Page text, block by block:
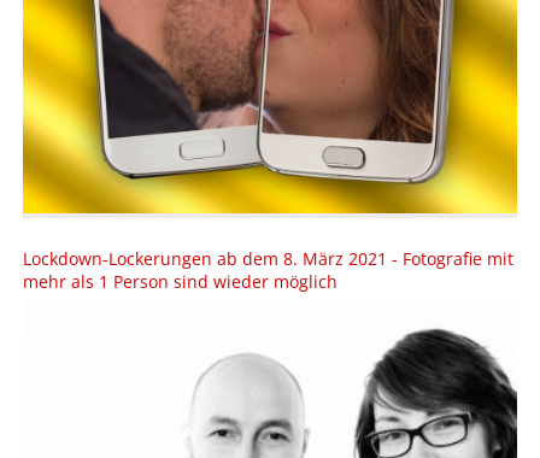
Lockdown-Lockerungen ab dem 8. März 2021 - Fotografie mit
mehr als 1 Person sind wieder möglich